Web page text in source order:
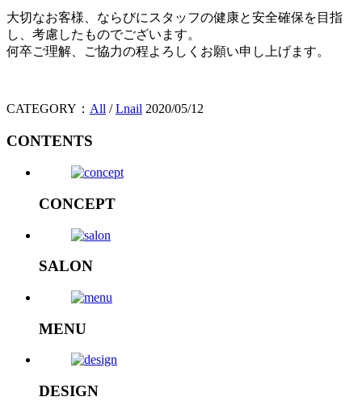
大切なお客様、ならびにスタッフの健康と安全確保を目指
し、考慮したものでございます。
何卒ご理解、ご協力の程よろしくお願い申し上げます。
CATEGORY： All /Lnail 2020/05/12
CONTENTS
CONCEPT
SALON
MENU
DESIGN